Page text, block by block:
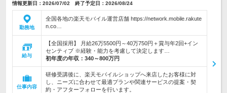
情報更新日：2026/07/02 終了予定日：2026/08/24
勤務地
全国各地の楽天モバイル運営店舗 https://network.mobile.rakute
n.co…
給与
【全国採用】 月給26万5500円～40万750円＋賞与年2回+イン
センティブ ※経験・能力を考慮して決定します…
初年度の年収： 340～800万円
仕事内容
研修受講後に、楽天モバイルショップへ来店したお客様に対
し、ニーズに合わせて最適プランや関連サービスの提案・契
約・アフターフォローを行います。